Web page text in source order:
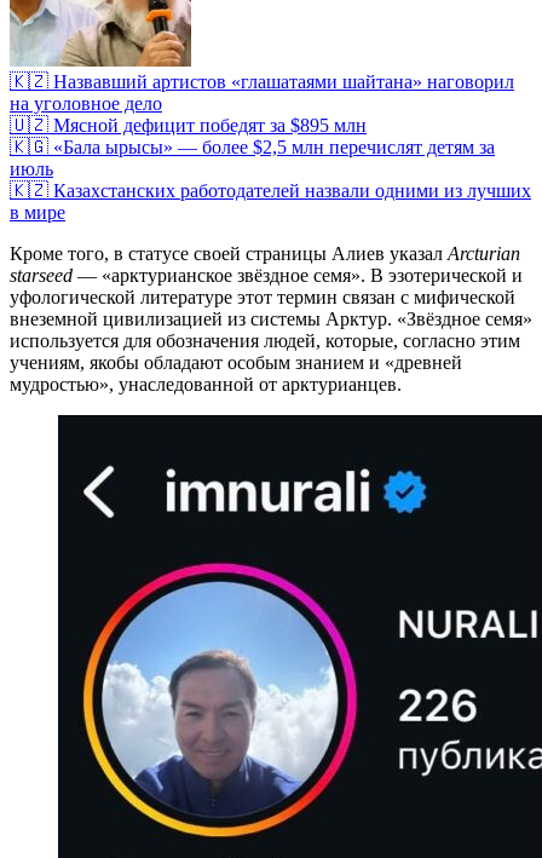
🇰🇿 Назвавший артистов «глашатаями шайтана» наговорил
на уголовное дело
🇺🇿 Мясной дефицит победят за $895 млн
🇰🇬 «Бала ырысы» — более $2,5 млн перечислят детям за
июль
🇰🇿 Казахстанских работодателей назвали одними из лучших
в мире
Кроме того, в статусе своей страницы Алиев указал Arcturian
starseed — «арктурианское звёздное семя». В эзотерической и
уфологической литературе этот термин связан с мифической
внеземной цивилизацией из системы Арктур. «Звёздное семя»
используется для обозначения людей, которые, согласно этим
учениям, якобы обладают особым знанием и «древней
мудростью», унаследованной от арктурианцев.